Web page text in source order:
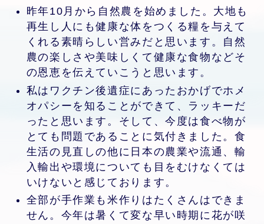
昨年10月から自然農を始めました。大地も
再生し人にも健康な体をつくる糧を与えて
くれる素晴らしい営みだと思います。自然
農の楽しさや美味しくて健康な食物などそ
の恩恵を伝えていこうと思います。
私はワクチン後遺症にあったおかげでホメ
オパシーを知ることができて、ラッキーだ
ったと思います。そして、今度は食べ物が
とても問題であることに気付きました。食
生活の見直しの他に日本の農業や流通、輸
入輸出や環境についても目をむけなくては
いけないと感じております。
全部が手作業も米作りはたくさんはできま
せん。今年は暑くて変な早い時期に花が咲